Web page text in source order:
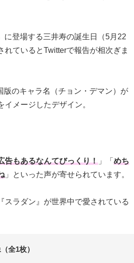
に登場する三井寿の誕生日（5月22
ているとTwitterで報告が相次ぎま
のキャラ名（チョン・デマン）が
メージしたデザイン。
告もあるなんてびっくり！ 」「 めち
」といった声が寄せられています。
スラダン』が世界中で愛されている
全1枚）